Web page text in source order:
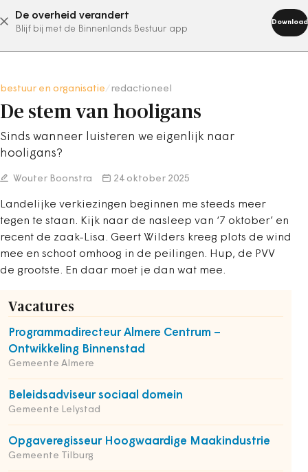
De overheid verandert
Blijf bij met de Binnenlands Bestuur app
Download
abonneer nu
bestuur en organisatie redactioneel
De stem van hooligans
Sinds wanneer luisteren we eigenlijk naar
hooligans?
Wouter Boonstra 24 oktober 2025
Landelijke verkiezingen beginnen me steeds meer
tegen te staan. Kijk naar de nasleep van ‘7 oktober’ en
recent de zaak-Lisa. Geert Wilders kreeg plots de wind
mee en schoot omhoog in de peilingen. Hup, de PVV
de grootste. En daar moet je dan wat mee.
Vacatures
Programmadirecteur Almere Centrum –
Ontwikkeling Binnenstad
Gemeente Almere
Beleidsadviseur sociaal domein
Gemeente Lelystad
Opgaveregisseur Hoogwaardige Maakindustrie
Gemeente Tilburg